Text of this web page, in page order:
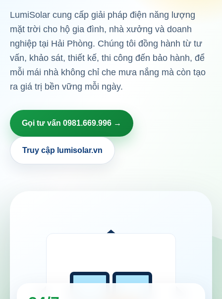
LumiSolar cung cấp giải pháp điện năng lượng
mặt trời cho hộ gia đình, nhà xưởng và doanh
nghiệp tại Hải Phòng. Chúng tôi đồng hành từ tư
vấn, khảo sát, thiết kế, thi công đến bảo hành, để
mỗi mái nhà không chỉ che mưa nắng mà còn tạo
ra giá trị bền vững mỗi ngày.
Gọi tư vấn 0981.669.996 →
Truy cập lumisolar.vn